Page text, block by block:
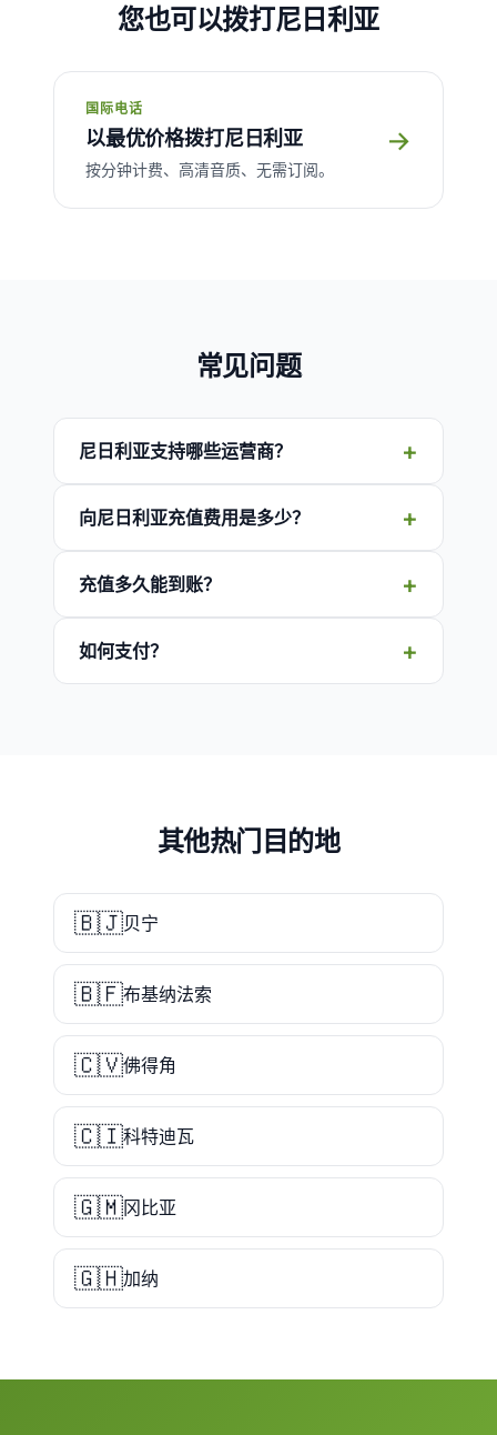
您也可以拨打尼日利亚
国际电话
以最优价格拨打尼日利亚
按分钟计费、高清音质、无需订阅。
→
常见问题
尼日利亚支持哪些运营商？
向尼日利亚充值费用是多少？
充值多久能到账？
如何支付？
其他热门目的地
🇧🇯贝宁
🇧🇫布基纳法索
🇨🇻佛得角
🇨🇮科特迪瓦
🇬🇲冈比亚
🇬🇭加纳